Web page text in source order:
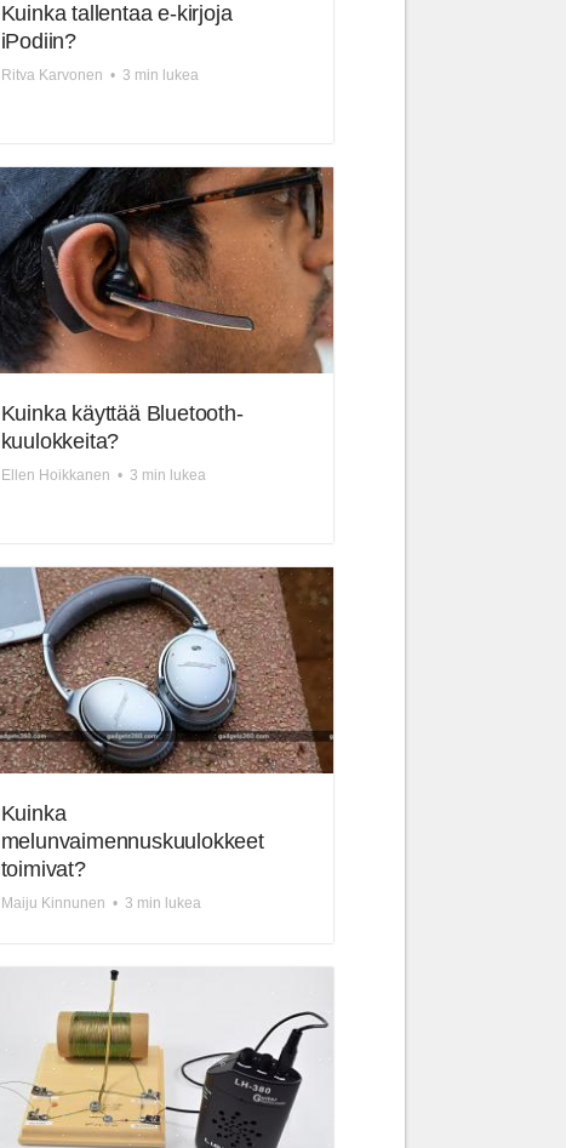
Kuinka tallentaa e-kirjoja
iPodiin?
Ritva Karvonen • 3 min lukea
Kuinka käyttää Bluetooth-
kuulokkeita?
Ellen Hoikkanen • 3 min lukea
Kuinka
melunvaimennuskuulokkeet
toimivat?
Maiju Kinnunen • 3 min lukea